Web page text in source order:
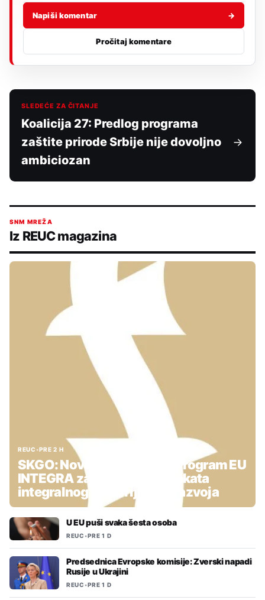
Napiši komentar →
Pročitaj komentare
SLEDEĆE ZA ČITANJE
Koalicija 27: Predlog programa
zaštite prirode Srbije nije dovoljno
ambiciozan
SNM MREŽA
Iz REUC magazina
REUC •PRE 2 H
SKGO: Nova podrška kroz Program EU
INTEGRA za pripremu projekata
integralnog teritorijalnog razvoja
U EU puši svaka šesta osoba
REUC•PRE 1 D
Predsednica Evropske komisije: Zverski napadi
Rusije u Ukrajini
REUC•PRE 1 D